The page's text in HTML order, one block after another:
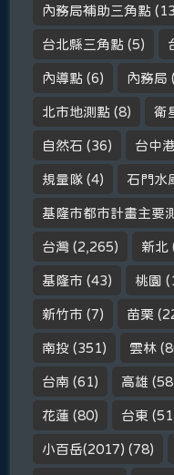
內務局補助三角點
台北縣三角點 (5)
內導點 (6) 內務局
北市地測點 (8) 衛
自然石 (36) 台中
規量隊 (4) 石門水
基隆市都市計畫主要
台灣 (2,265) 新北
基隆市 (43) 桃園
新竹市 (7) 苗栗
南投 (351) 雲林
台南 (61) 高雄
花蓮 (80) 台東
小百岳(2017) (78)